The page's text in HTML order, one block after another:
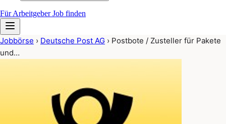
Für ArbeitgeberJob finden
Jobbörse › Deutsche Post AG › Postbote / Zusteller für Pakete
und…